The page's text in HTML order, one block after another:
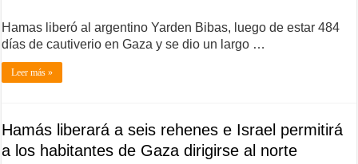
Hamas liberó al argentino Yarden Bibas, luego de estar 484
días de cautiverio en Gaza y se dio un largo …
Leer más »
Hamás liberará a seis rehenes e Israel permitirá
a los habitantes de Gaza dirigirse al norte